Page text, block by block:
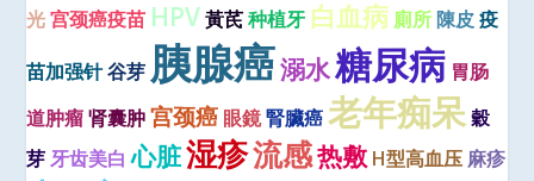
光 宫颈癌疫苗 HPV 黃芪 种植牙 白血病 廁所 陳皮 疫
苗加强针谷芽 胰腺癌溺水糖尿病 胃肠
道肿瘤 肾囊肿 宫颈癌 眼鏡腎臟癌 老年痴呆 穀
芽 牙齿美白 心脏湿疹流感热敷 H型高血压 麻疹